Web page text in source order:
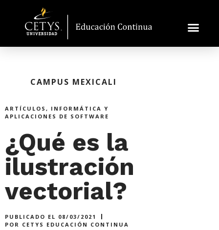
CAMPUS MEXICALI
ARTÍCULOS , INFORMÁTICA Y
APLICACIONES DE SOFTWARE
¿Qué es la
ilustración
vectorial?
PUBLICADO EL 08/03/2021
POR CETYS EDUCACIÓN CONTINUA